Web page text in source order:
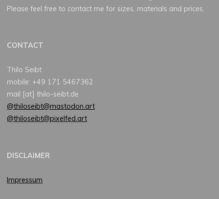
Please feel free to contact me for sizes, materials and prices.
CONTACT
Thilo Seibt
mobile: +49 171 5467362
mail [at] thilo-seibt.de
@thiloseibt@mastodon.art
@thiloseibt@pixelfed.art
DISCLAIMER
Impressum